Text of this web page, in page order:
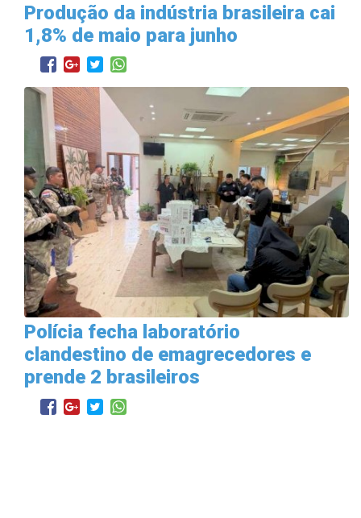
Produção da indústria brasileira cai
1,8% de maio para junho
Polícia fecha laboratório
clandestino de emagrecedores e
prende 2 brasileiros